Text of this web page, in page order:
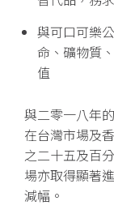
與可口可樂
命、礦物質
值
與二零一八年
在台灣市場及
之二十五及百
場亦取得顯著
減幅。